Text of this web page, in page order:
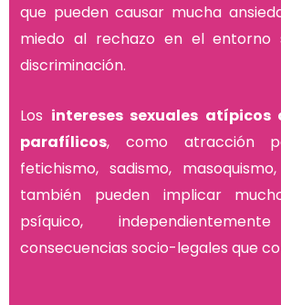
que pueden causar mucha
miedo al rechazo en el
discriminación.
Los intereses sexuales
parafílicos, como atracción
fetichismo, sadismo,
también pueden implicar
psíquico,
consecuencias socio-legales que